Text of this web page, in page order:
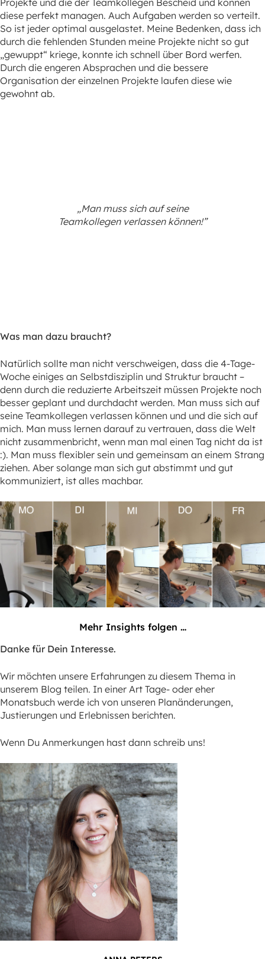
Projekte und die der Teamkollegen Bescheid und können
diese perfekt managen. Auch Aufgaben werden so verteilt.
So ist jeder optimal ausgelastet. Meine Bedenken, dass ich
durch die fehlenden Stunden meine Projekte nicht so gut
„gewuppt“ kriege, konnte ich schnell über Bord werfen.
Durch die engeren Absprachen und die bessere
Organisation der einzelnen Projekte laufen diese wie
gewohnt ab.
„Man muss sich auf seine
Teamkollegen verlassen können!”
Was man dazu braucht?
Natürlich sollte man nicht verschweigen, dass die 4-Tage-
Woche einiges an Selbstdisziplin und Struktur braucht –
denn durch die reduzierte Arbeitszeit müssen Projekte noch
besser geplant und durchdacht werden. Man muss sich auf
seine Teamkollegen verlassen können und und die sich auf
mich. Man muss lernen darauf zu vertrauen, dass die Welt
nicht zusammenbricht, wenn man mal einen Tag nicht da ist
:). Man muss flexibler sein und gemeinsam an einem Strang
ziehen. Aber solange man sich gut abstimmt und gut
kommuniziert, ist alles machbar.
Mehr Insights folgen …
Danke für Dein Interesse.
Wir möchten unsere Erfahrungen zu diesem Thema in
unserem Blog teilen. In einer Art Tage- oder eher
Monatsbuch werde ich von unseren Planänderungen,
Justierungen und Erlebnissen berichten.
Wenn Du Anmerkungen hast dann schreib uns!